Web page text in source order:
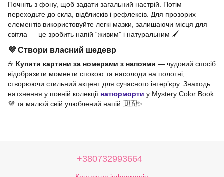
Почніть з фону, щоб задати загальний настрій. Потім
переходьте до скла, відблисків і рефлексів. Для прозорих
елементів використовуйте легкі мазки, залишаючи місця для
світла — це зробить напій “живим” і натуральним 🖌️
💜 Створи власний шедевр
☕ Купити картини за номерами з напоями — чудовий спосіб
відобразити моменти спокою та насолоди на полотні,
створюючи стильний акцент для сучасного інтер’єру. Знаходь
натхнення у повній колекції натюрморти у Mystery Color Book
💜 та малюй свій улюблений напій 🇺🇦✨
+380732993664